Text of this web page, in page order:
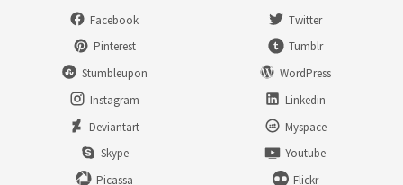
Facebook
Twitter
Pinterest
Tumblr
Stumbleupon
WordPress
Instagram
Linkedin
Deviantart
Myspace
Skype
Youtube
Picassa
Flickr